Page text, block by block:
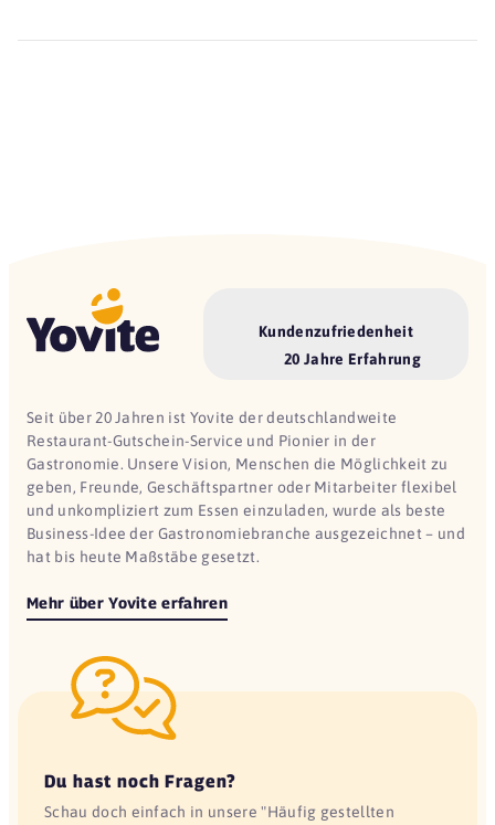
Kundenzufriedenheit
20 Jahre Erfahrung
Seit über 20 Jahren ist Yovite der deutschlandweite
Restaurant-Gutschein-Service und Pionier in der
Gastronomie. Unsere Vision, Menschen die Möglichkeit zu
geben, Freunde, Geschäftspartner oder Mitarbeiter flexibel
und unkompliziert zum Essen einzuladen, wurde als beste
Business-Idee der Gastronomiebranche ausgezeichnet – und
hat bis heute Maßstäbe gesetzt.
Mehr über Yovite erfahren
Du hast noch Fragen?
Schau doch einfach in unsere "Häufig gestellten